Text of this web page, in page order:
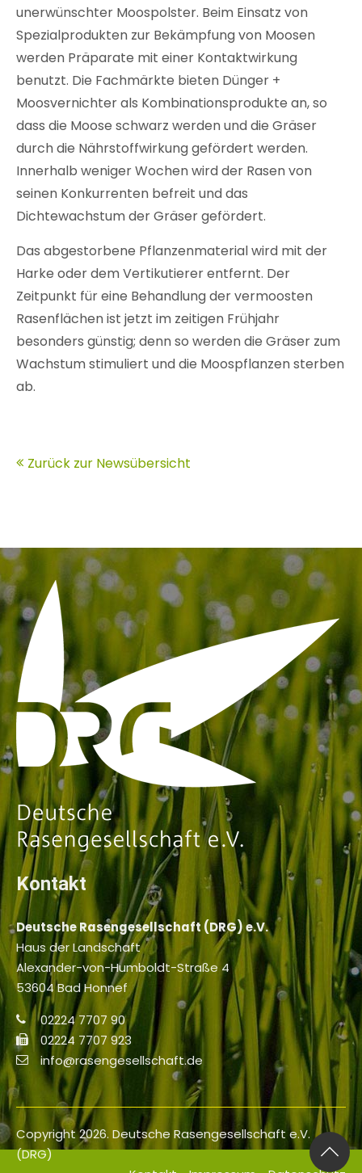
unerwünschter Moospolster. Beim Einsatz von
Spezialprodukten zur Bekämpfung von Moosen
werden Präparate mit einer Kontaktwirkung
benutzt. Die Fachmärkte bieten Dünger +
Moosvernichter als Kombinationsprodukte an, so
dass die Moose schwarz werden und die Gräser
durch die Nährstoffwirkung gefördert werden.
Innerhalb weniger Wochen wird der Rasen von
seinen Konkurrenten befreit und das
Dichtewachstum der Gräser gefördert.
Das abgestorbene Pflanzenmaterial wird mit der
Harke oder dem Vertikutierer entfernt. Der
Zeitpunkt für eine Behandlung der vermoosten
Rasenflächen ist jetzt im zeitigen Frühjahr
besonders günstig; denn so werden die Gräser zum
Wachstum stimuliert und die Moospflanzen sterben
ab.
Zurück zur Newsübersicht
Kontakt
Deutsche Rasengesellschaft (DRG) e.V.
Haus der Landschaft
Alexander-von-Humboldt-Straße 4
53604 Bad Honnef
02224 7707 90
02224 7707 923
info@rasengesellschaft.de
Copyright 2026. Deutsche Rasengesellschaft e.V.
(DRG)